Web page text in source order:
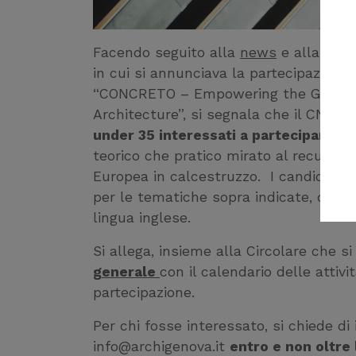
Facendo seguito alla news e alla
in cui si annunciava la partecipazione
“CONCRETO – Empowering the
Architecture”, si segnala che il
under 35 interessati a partecipare al
teorico che pratico mirato al recupero
Europea in calcestruzzo. I candidati
per le tematiche sopra indicate,
lingua inglese.
Si allega, insieme alla Circolare che
generale con il calendario delle
partecipazione.
Per chi fosse interessato, si chiede
info@archigenova.it entro e non oltre